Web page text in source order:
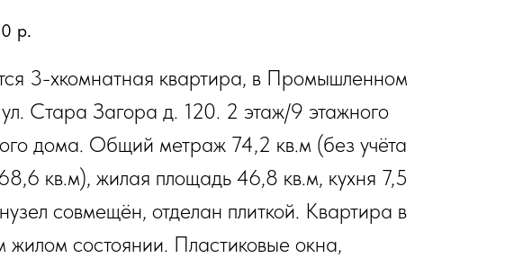
р.
3-хкомнатная квартира, в Промышленном
Стара Загора д. 120. 2 этаж/9 этажного
дома. Общий метраж 74,2 кв.м (без учёта
кв.м), жилая площадь 46,8 кв.м, кухня 7,5
совмещён, отделан плиткой. Квартира в
жилом состоянии. Пластиковые окна,